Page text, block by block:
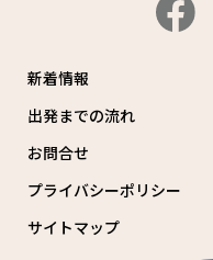
新着情報
出発までの流れ
お問合せ
プライバシーポリシー
サイトマップ